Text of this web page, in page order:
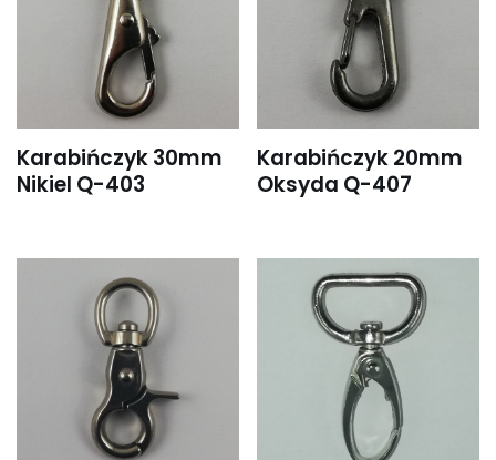
Karabińczyk 30mm
Nikiel Q-403
Karabińczyk 20mm
Oksyda Q-407